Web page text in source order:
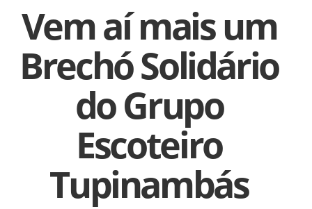
Vem aí mais um
Brechó Solidário
do Grupo
Escoteiro
Tupinambás